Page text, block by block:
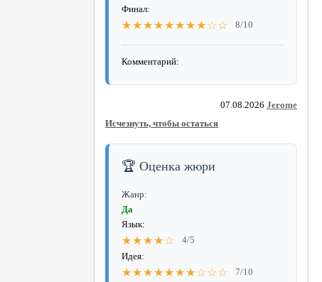
Финал:
★★★★★★★★☆☆ 8/10
Комментарий:
07.08.2026 Jerome
Исчезнуть, чтобы остаться
🏆 Оценка жюри
Жанр:
Да
Язык:
★★★★☆
4/5
Идея:
★★★★★★★☆☆☆ 7/10